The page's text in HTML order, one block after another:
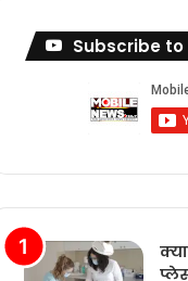
Subscribe